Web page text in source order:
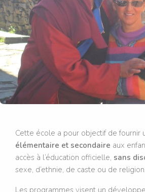
Cette école a pour objectif de fournir
élémentaire et secondaire aux
accès à l’éducation officielle, sans
sexe, d’ethnie, de caste ou de religion.
Les programmes visent un